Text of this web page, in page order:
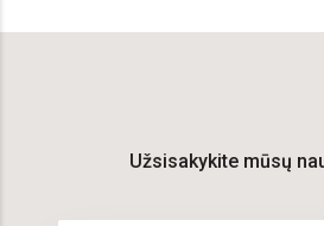
Užsisakykite mūsų